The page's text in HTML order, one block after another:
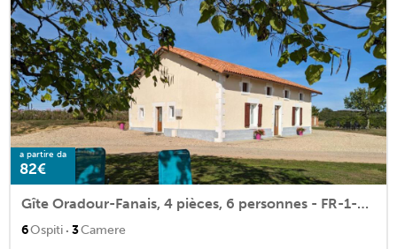
a partire da
82€
Gîte Oradour-Fanais, 4 pièces, 6 personnes - FR-1-653-133
6Ospiti · 3Camere